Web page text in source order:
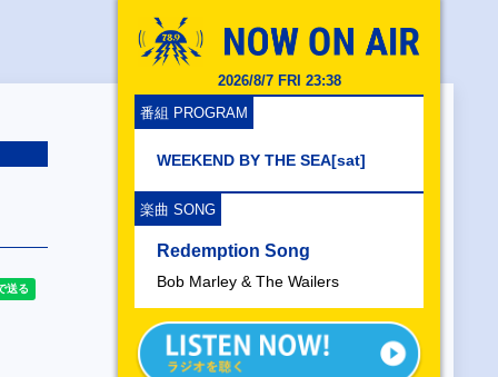
2026/8/7 FRI 23:38
番組 PROGRAM
WEEKEND BY THE SEA[sat]
楽曲 SONG
Redemption Song
Bob Marley & The Wailers